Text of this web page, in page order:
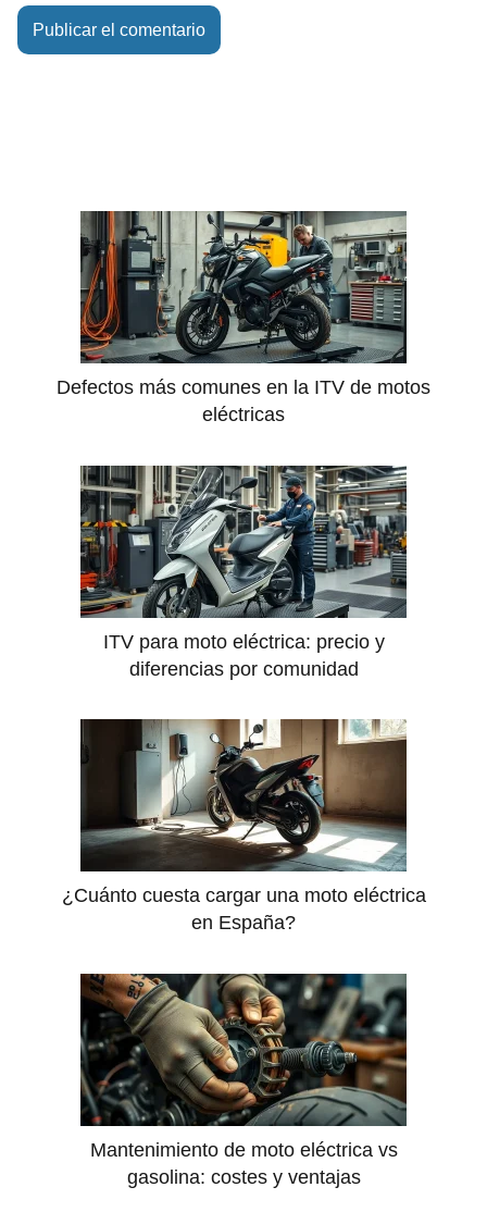
Defectos más comunes en la ITV de motos
eléctricas
ITV para moto eléctrica: precio y
diferencias por comunidad
¿Cuánto cuesta cargar una moto eléctrica
en España?
Mantenimiento de moto eléctrica vs
gasolina: costes y ventajas